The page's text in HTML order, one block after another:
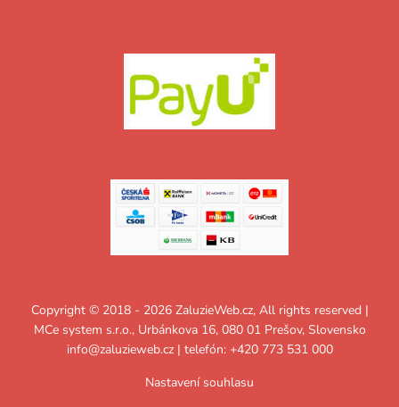
Copyright © 2018 - 2026 ZaluzieWeb.cz, All rights reserved |
MCe system s.r.o., Urbánkova 16, 080 01 Prešov, Slovensko
info@zaluzieweb.cz| telefón: +420 773 531 000
Nastavení souhlasu